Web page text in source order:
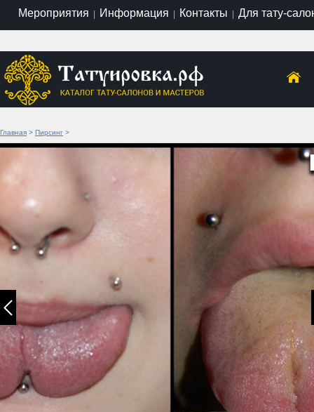
Мероприятия | Информация | Контакты | Для тату-
Главная > Пирсинг >